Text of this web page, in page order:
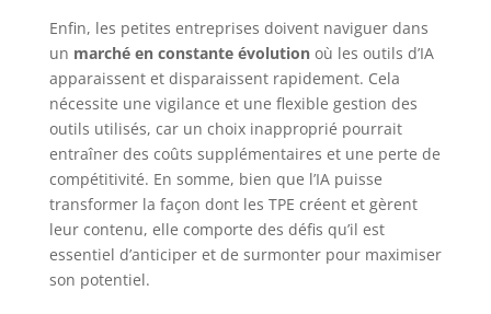
Enfin, les petites entreprises doivent naviguer dans
un marché en constante évolutionoù les outils d’IA
apparaissent et disparaissent rapidement. Cela
nécessite une vigilance et une flexible gestion des
outils utilisés, car un choix inapproprié pourrait
entraîner des coûts supplémentaires et une perte de
compétitivité. En somme, bien que l’IA puisse
transformer la façon dont les TPE créent et gèrent
leur contenu, elle comporte des défis qu’il est
essentiel d’anticiper et de surmonter pour maximiser
son potentiel.